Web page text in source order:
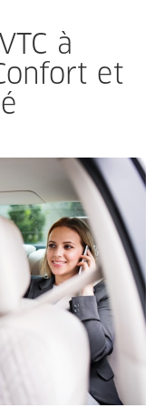
à
et